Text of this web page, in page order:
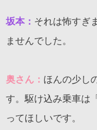
坂本： それは怖すぎ
ませんでした。
奥さん： ほんの少し
す。駆け込み乗車は
ってほしいです。